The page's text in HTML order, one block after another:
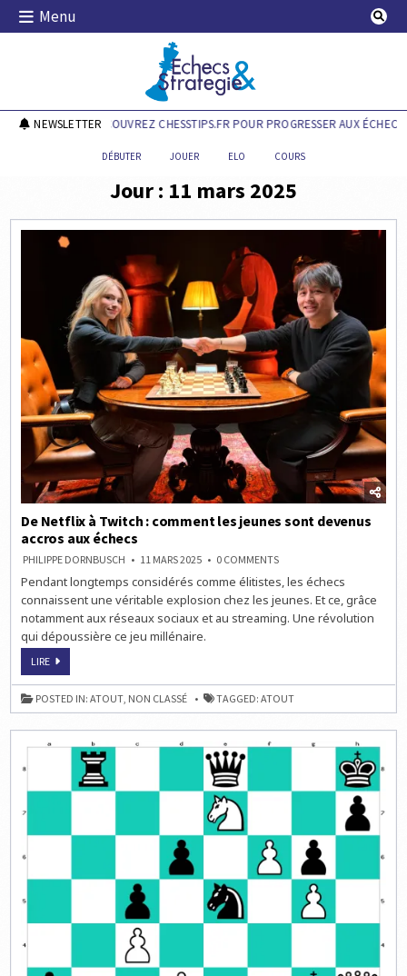
Skip
Menu
Echecs & Stratégie
NEWSLETTERDÉCOUVREZ CHESSTIPS.FR POUR PROGRESSER AUX ÉCHECS !
DÉBUTER JOUER ELO COURS
Jour : 11 mars 2025
De Netflix à Twitch : comment les jeunes sont devenus
accros aux échecs
PHILIPPE DORNBUSCH 11 MARS 2025 0 COMMENTSON
NETFLIX
À
TWITCH :
COMMENT
LES
ÉCHECS
Pendant longtemps considérés comme élitistes, les échecs
connaissent une véritable explosion chez les jeunes. Et ce, grâce
notamment aux réseaux sociaux et au streaming. Une révolution
qui dépoussière ce jeu millénaire.
LIREDE
À
TWITCH :
COMMENT
LES
DEVENUS
ACCROS
ÉCHECS
POSTED IN:ATOUT, NON CLASSÉ TAGGED:ATOUT